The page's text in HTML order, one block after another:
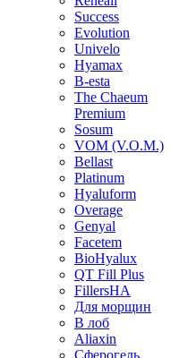
Success
Evolution
Univelo
Hyamax
B-esta
The Chaeum
Premium
Sosum
VOM (V.O.M.)
Bellast
Platinum
Hyaluform
Overage
Genyal
Facetem
BioHyalux
QT Fill Plus
FillersHA
Для морщин
В лоб
Aliaxin
Сферогель